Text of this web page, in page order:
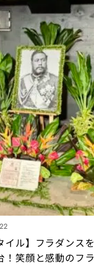
イル】フラダンス
！笑顔と感動のフ